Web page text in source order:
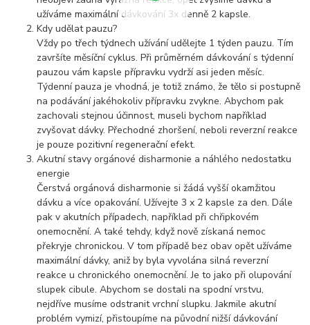
užíváme maximální dávkování 3x denně 2 kapsle.
Kdy udělat pauzu?
Vždy po třech týdnech užívání udělejte 1 týden pauzu. Tím
završíte měsíční cyklus. Při průměrném dávkování s týdenní
pauzou vám kapsle přípravku vydrží asi jeden měsíc.
Týdenní pauza je vhodná, je totiž známo, že tělo si postupně
na podávání jakéhokoliv přípravku zvykne. Abychom pak
zachovali stejnou účinnost, museli bychom například
zvyšovat dávky. Přechodné zhoršení, neboli reverzní reakce
je pouze pozitivní regenerační efekt.
Akutní stavy orgánové disharmonie a náhlého nedostatku
energie
Čerstvá orgánová disharmonie si žádá vyšší okamžitou
dávku a více opakování. Užívejte 3 x 2 kapsle za den. Dále
pak v akutních případech, například při chřipkovém
onemocnění. A také tehdy, když nově získaná nemoc
překryje chronickou. V tom případě bez obav opět užíváme
maximální dávky, aniž by byla vyvolána silná reverzní
reakce u chronického onemocnění. Je to jako při olupování
slupek cibule. Abychom se dostali na spodní vrstvu,
nejdříve musíme odstranit vrchní slupku. Jakmile akutní
problém vymizí, přistoupíme na původní nižší dávkování